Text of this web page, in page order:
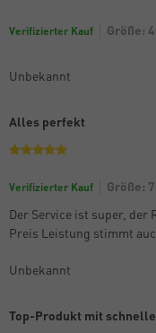
Verifizierter Kauf Größe:
Unbekannt
Alles perfekt
Verifizierter Kauf Größe:
Der Service ist super, der
Preis Leistung stimmt
Unbekannt
Top-Produkt mit